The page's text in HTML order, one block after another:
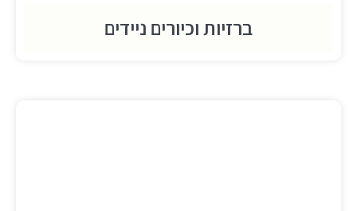
ברזיות וכיורים ניידים